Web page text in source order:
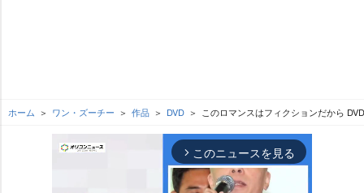
ホーム ワン・ズーチー 作品 DVD このロマンスはフィクションだから
arrow_forward_ios このニュースを見る